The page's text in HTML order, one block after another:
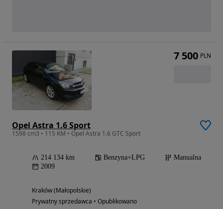
Opel Astra 1.6 Sport
1598 cm3 • 115 KM • Opel Astra 1.6 GTC Sport
214 134 km Benzyna+LPG
Manualna
2009
Kraków (Małopolskie)
Prywatny sprzedawca • Opublikowano
7 500 PLN